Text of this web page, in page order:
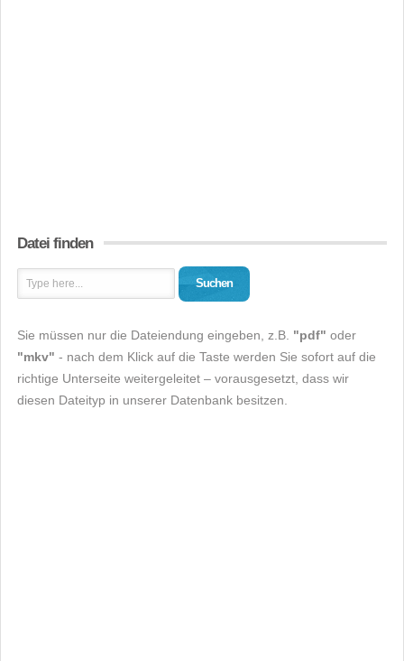
Datei finden
Suchen
Sie müssen nur die Dateiendung eingeben, z.B. "pdf" oder
"mkv" - nach dem Klick auf die Taste werden Sie sofort auf die
richtige Unterseite weitergeleitet – vorausgesetzt, dass wir
diesen Dateityp in unserer Datenbank besitzen.